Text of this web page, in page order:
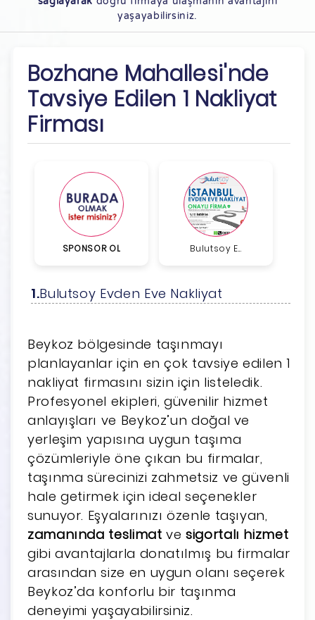
yaşayabilirsiniz.
Bozhane Mahallesi'nde
Tavsiye Edilen 1 Nakliyat
Firması
SPONSOR OL Bulutsoy E...
Bulutsoy Evden Eve Nakliyat
Beykoz bölgesinde taşınmayı
planlayanlar için en çok tavsiye edilen 1
nakliyat firmasını sizin için listeledik.
Profesyonel ekipleri, güvenilir hizmet
anlayışları ve Beykoz’un doğal ve
yerleşim yapısına uygun taşıma
çözümleriyle öne çıkan bu firmalar,
taşınma sürecinizi zahmetsiz ve güvenli
hale getirmek için ideal seçenekler
sunuyor. Eşyalarınızı özenle taşıyan,
zamanında teslimat vesigortalı hizmet
gibi avantajlarla donatılmış bu firmalar
arasından size en uygun olanı seçerek
Beykoz’da konforlu bir taşınma
deneyimi yaşayabilirsiniz.